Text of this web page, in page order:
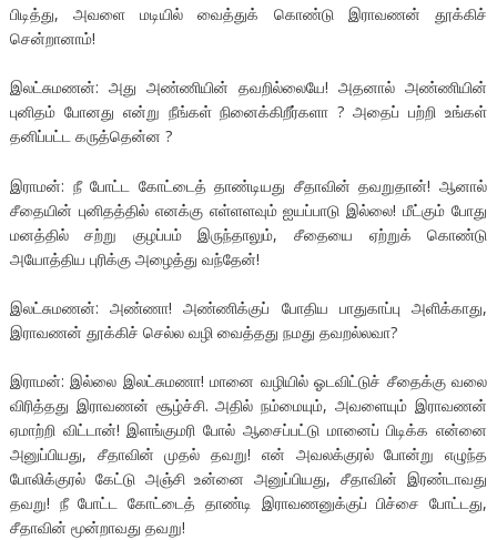
பிடித்து, அவளை மடியில் வைத்துக் கொண்டு இராவணன் தூக்கிச்
சென்றானாம்!
இலட்சுமணன்: அது அண்ணியின் தவறில்லையே! அதனால் அண்ணியின்
புனிதம் போனது என்று நீங்கள் நினைக்கிறீர்களா ? அதைப் பற்றி உங்கள்
தனிப்பட்ட கருத்தென்ன ?
இராமன்: நீ போட்ட கோட்டைத் தாண்டியது சீதாவின் தவறுதான்! ஆனால்
சீதையின் புனிதத்தில் எனக்கு எள்ளளவும் ஐயப்பாடு இல்லை! மீட்கும் போது
மனத்தில் சற்று குழப்பம் இருந்தாலும், சீதையை ஏற்றுக் கொண்டு
அயோத்திய புரிக்கு அழைத்து வந்தேன்!
இலட்சுமணன்: அண்ணா! அண்ணிக்குப் போதிய பாதுகாப்பு அளிக்காது,
இராவணன் தூக்கிச் செல்ல வழி வைத்தது நமது தவறல்லவா?
இராமன்: இல்லை இலட்சுமணா! மானை வழியில் ஓடவிட்டுச் சீதைக்கு வலை
விரித்தது இராவணன் சூழ்ச்சி. அதில் நம்மையும், அவளையும் இராவணன்
ஏமாற்றி விட்டான்! இளங்குமரி போல் ஆசைப்பட்டு மானைப் பிடிக்க என்னை
அனுப்பியது, சீதாவின் முதல் தவறு! என் அவலக்குரல் போன்று எழுந்த
போலிக்குரல் கேட்டு அஞ்சி உன்னை அனுப்பியது, சீதாவின் இரண்டாவது
தவறு! நீ போட்ட கோட்டைத் தாண்டி இராவணனுக்குப் பிச்சை போட்டது,
சீதாவின் மூன்றாவது தவறு!